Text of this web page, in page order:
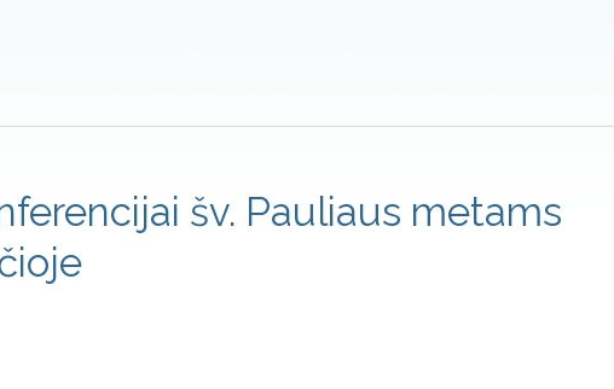
šv. Pauliaus metams